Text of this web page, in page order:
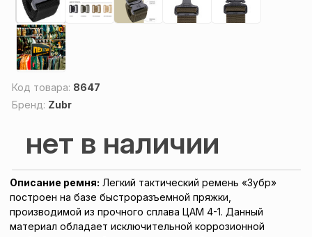
Код товара: 8647
Бренд: Zubr
нет в наличии
Описание ремня: Легкий тактический ремень «Зубр»
построен на базе быстроразъемной пряжки,
производимой из прочного сплава ЦАМ 4-1. Данный
материал обладает исключительной коррозионной